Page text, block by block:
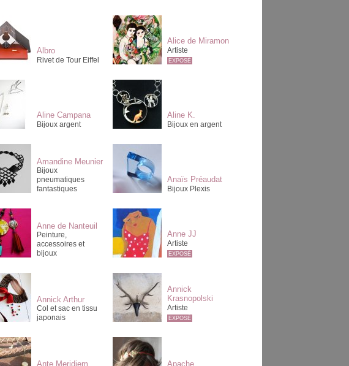
Albro
Rivet de Tour Eiffel
Alice de Miramon
Artiste
EXPOSÉ
Aline Campana
Bijoux argent
Aline K.
Bijoux en argent
Amandine Meunier
Bijoux
pneumatiques
fantastiques
Anaïs Préaudat
Bijoux Plexis
Anne de Nanteuil
Peinture,
accessoires et
bijoux
Anne JJ
Artiste
EXPOSÉ
Annick Arthur
Col et sac en tissu
japonais
Annick
Krasnopolski
Artiste
EXPOSÉ
Ante Meridiem Apache